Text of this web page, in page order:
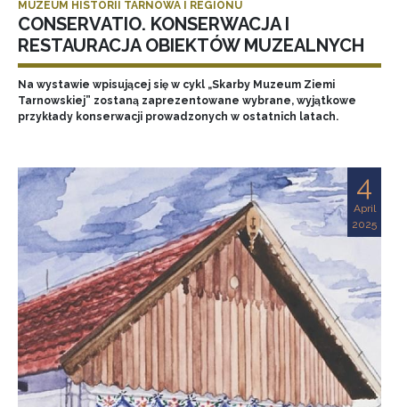
MUZEUM HISTORII TARNOWA I REGIONU
CONSERVATIO. KONSERWACJA I
RESTAURACJA OBIEKTÓW MUZEALNYCH
Na wystawie wpisującej się w cykl „Skarby Muzeum Ziemi
Tarnowskiej” zostaną zaprezentowane wybrane, wyjątkowe
przykłady konserwacji prowadzonych w ostatnich latach.
4
April
2025